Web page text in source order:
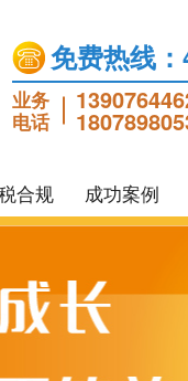
免费热线
业务
电话
合规 成功案例